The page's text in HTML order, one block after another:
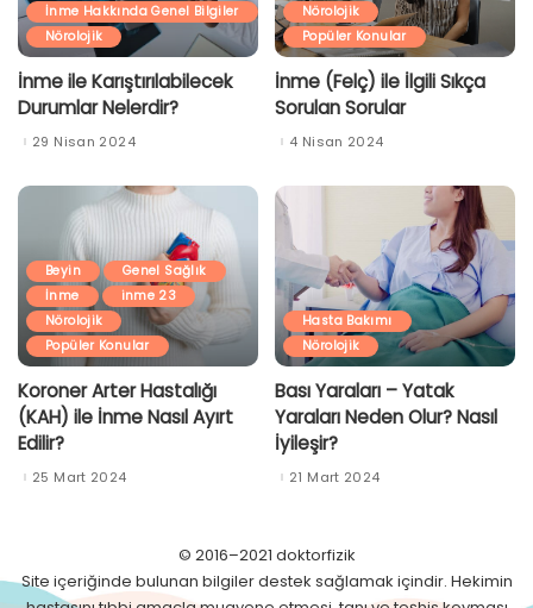
İnme Hakkında Genel Bilgiler
Nörolojik
İnme ile Karıştırılabilecek
Durumlar Nelerdir?
29 Nisan 2024
Nörolojik
Popüler Konular
İnme (Felç) ile İlgili Sıkça
Sorulan Sorular
4 Nisan 2024
Beyin
Genel Sağlık
İnme
inme 23
Nörolojik
Popüler Konular
Koroner Arter Hastalığı
(KAH) ile İnme Nasıl Ayırt
Edilir?
25 Mart 2024
Hasta Bakımı
Nörolojik
Bası Yaraları – Yatak
Yaraları Neden Olur? Nasıl
İyileşir?
21 Mart 2024
© 2016–2021 doktorfizik
Site içeriğinde bulunan bilgiler destek sağlamak içindir. Hekimin